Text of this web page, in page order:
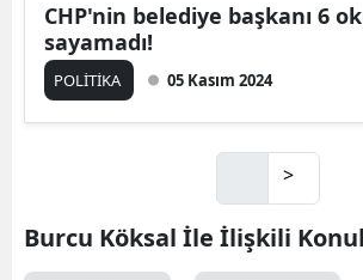
CHP'nin belediye başkanı 6
sayamadı!
POLİTİKA 05 Kasım 2024
>
Burcu Köksal İle İlişkili